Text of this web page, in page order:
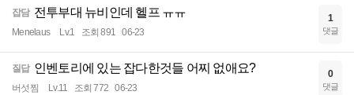
잡담 전투부대 뉴비인데 헬프 ㅠㅠ
Menelaus Lv.1 조회 891 06-23
1
댓글
질답 인벤토리에 있는 잡다한것들 어찌 없애요?
버섯찜 Lv.11 조회 772 06-23
0
댓글